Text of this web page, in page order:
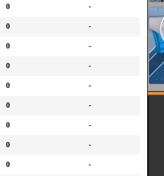
0 -
0 -
0 -
0 -
0 -
0 -
0 -
0 -
0 -